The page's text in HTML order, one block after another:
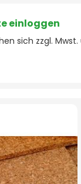
einloggen
sich zzgl.